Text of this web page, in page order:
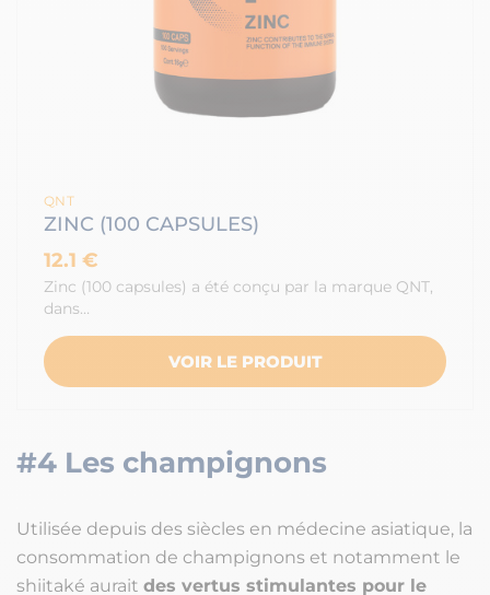
QNT
ZINC (100 CAPSULES)
12.1 €
Zinc (100 capsules) a été conçu par la marque QNT,
dans…
VOIR LE PRODUIT
#4 Les champignons
Utilisée depuis des siècles en médecine asiatique, la
consommation de champignons et notamment le
shiitaké aurait des vertus stimulantes pour le